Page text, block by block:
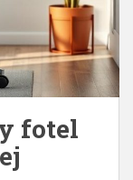
fotel